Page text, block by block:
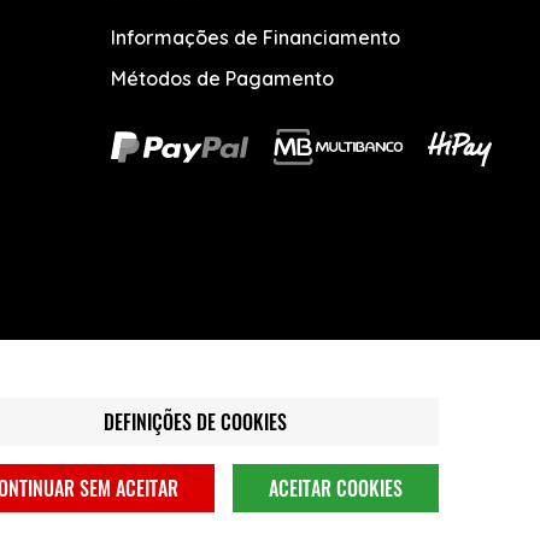
Informações de Financiamento
Métodos de Pagamento
DEFINIÇÕES DE COOKIES
SEM ACEITAR ACEITAR COOKIES